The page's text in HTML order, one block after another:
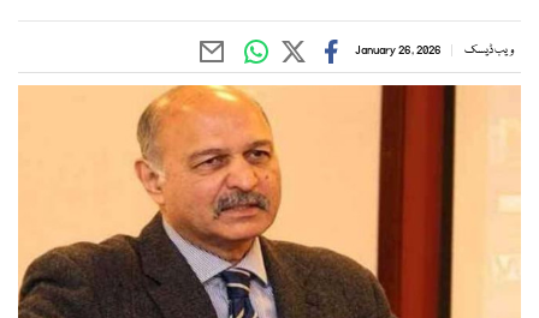
ویب ڈیسک January 26, 2026